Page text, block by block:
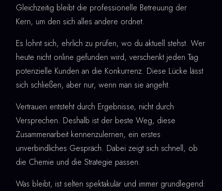
Gleichzeitig bleibt die professionelle Betreuung der
Kern, um den sich alles andere ordnet.
Es lohnt sich, ehrlich zu prüfen, wo du aktuell stehst. Wer
heute nicht online gefunden wird, verschenkt jeden Tag
potenzielle Kunden an die Konkurrenz. Diese Lücke lässt
sich schließen, aber nur, wenn man sie angeht.
Vertrauen entsteht durch Ergebnisse, nicht durch
Versprechen. Deshalb ist der beste Weg, diese
Zusammenarbeit kennenzulernen, ein erstes
unverbindliches Gespräch. Dabei zeigt sich schnell, ob
die Chemie und die Strategie passen.
Was bleibt, ist selten spektakulär und immer grundlegend: